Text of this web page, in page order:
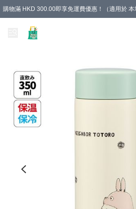
購物滿 HKD 300.00即享免運費優惠！（適用於